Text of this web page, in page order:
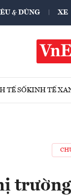
& DÙNG XE
TẾ SỐKINH TẾ